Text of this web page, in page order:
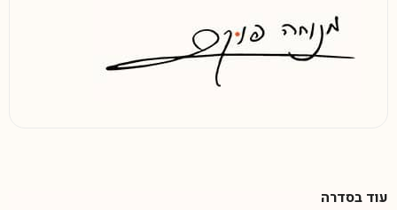
עוד בסדרה